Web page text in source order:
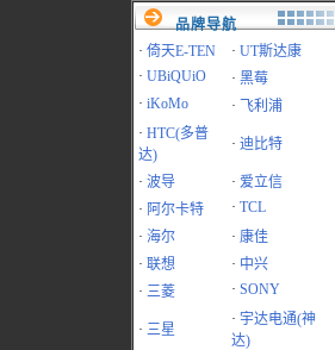
品牌导航
· 倚天E-TEN · UT斯达康
· UBiQUiO · 黑莓
· iKoMo ·
飞利浦
· HTC(多普
达)
· 迪比特
· 波导 · 爱立信
· 阿尔卡特 · TCL
· 海尔 · 康佳
· 联想 · 中兴
· 三菱 · SONY
· 三星
· 宇达电通(神
达)